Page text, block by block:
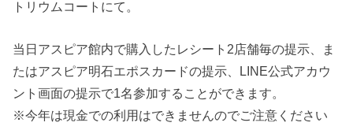
トリウムコートにて。
当日アスピア館内で購入したレシート2店舗毎の提示、ま
たはアスピア明石エポスカードの提示、LINE公式アカウ
ント画面の提示で1名参加することができます。
※今年は現金での利用はできませんのでご注意ください